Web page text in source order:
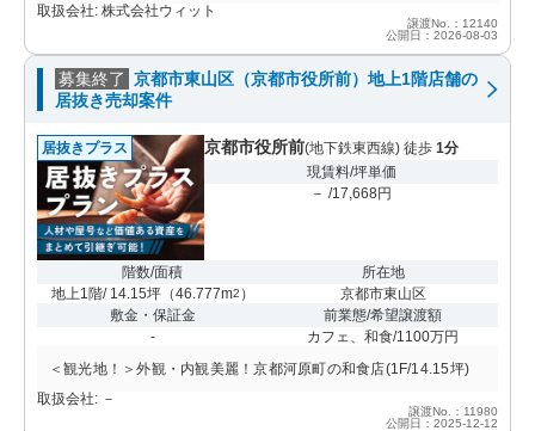
取扱会社: 株式会社ウィット
譲渡No.：12140
公開日：2026-08-03
募集終了 京都市東山区（京都市役所前）地上1階店舗の
居抜き売却案件
居抜きプラス 京都市役所前(地下鉄東西線) 徒歩 1分
現賃料/坪単価
－ /17,668円
階数/面積
地上1階/ 14.15坪（46.777m2 ）
所在地
京都市東山区
敷金・保証金
-
前業態/希望譲渡額
カフェ、和食/1100万円
＜観光地！＞外観・内観美麗！京都河原町の和食店(1F/14.15坪)
取扱会社: －
譲渡No.：11980
公開日：2025-12-12